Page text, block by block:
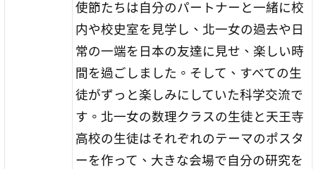
使節たちは自分のパートナーと一緒に校
内や校史室を見学し、北一女の過去や日
常の一端を日本の友達に見せ、楽しい時
間を過ごしました。そして、すべての生
徒がずっと楽しみにしていた科学交流で
す。北一女の数理クラスの生徒と天王寺
高校の生徒はそれぞれのテーマのポスタ
ーを作って、大きな会場で自分の研究を